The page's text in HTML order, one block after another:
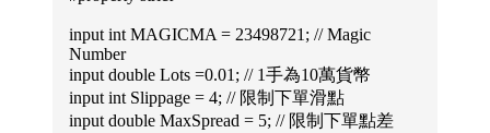
input int MAGICMA = 23498721; // Magic
Number
input double Lots =0.01; // 1手為10萬貨幣
input int Slippage = 4; // 限制下單滑點
input double MaxSpread = 5; // 限制下單點差